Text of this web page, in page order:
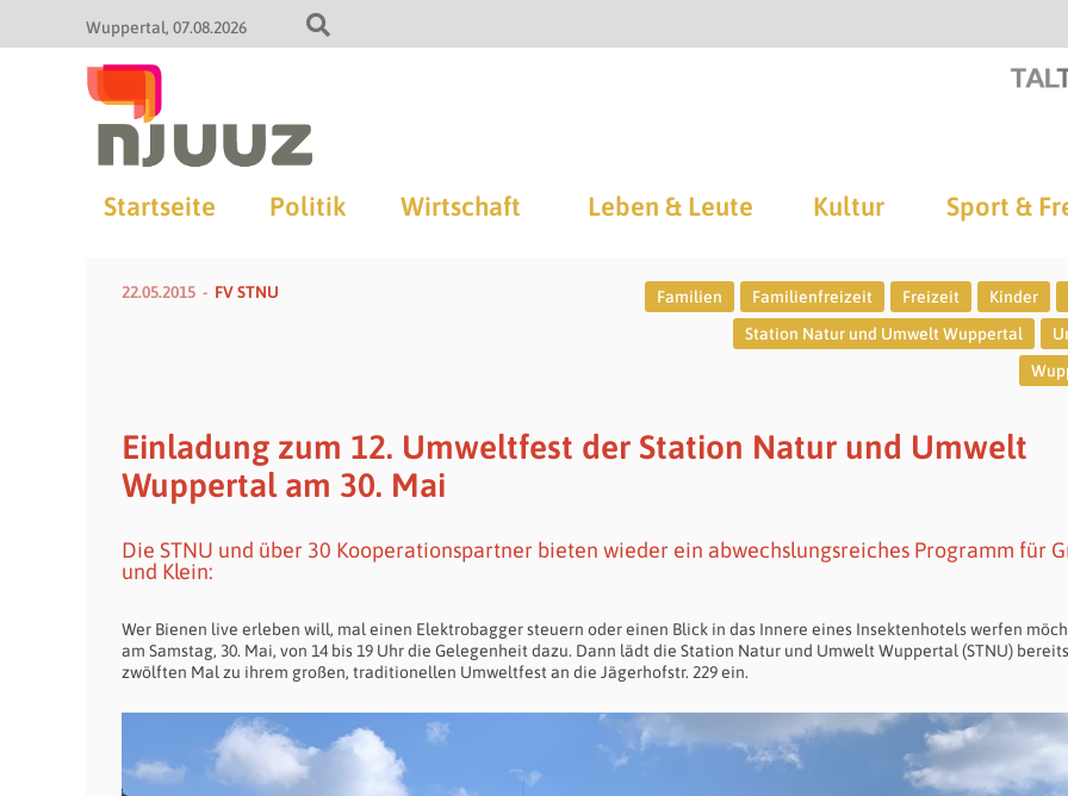
Wuppertal 07.08.2026
Startseite Politik Wirtschaft Leben & Leute Kultur Sport &
22.05.2015 FV STNU Familien Familienfreizeit Freizeit Kinder
Station Natur und Umwelt Wuppertal
Einladung zum 12. Umweltfest der Station Natur und Umwelt
Wuppertal am 30. Mai
Die STNU und über 30 Kooperationspartner bieten wieder ein abwechslungsreiches Programm für
und Klein:
Wer Bienen live erleben will, mal einen Elektrobagger steuern oder einen Blick in das Innere eines Insektenhotels werfen
am Samstag, 30. Mai, von 14 bis 19 Uhr die Gelegenheit dazu. Dann lädt die Station Natur und Umwelt Wuppertal (STNU)
zwölften Mal zu ihrem großen, traditionellen Umweltfest an die Jägerhofstr. 229 ein.